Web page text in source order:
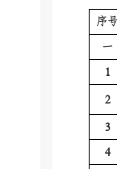
序号
一
1
2
3
4